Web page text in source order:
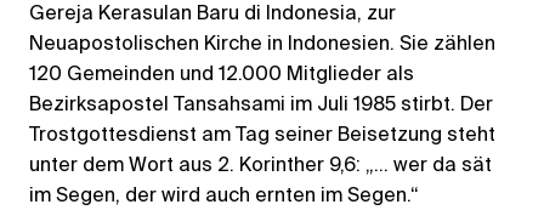
Gereja Kerasulan Baru di Indonesia, zur
Neuapostolischen Kirche in Indonesien. Sie zählen
120 Gemeinden und 12.000 Mitglieder als
Bezirksapostel Tansahsami im Juli 1985 stirbt. Der
Trostgottesdienst am Tag seiner Beisetzung steht
unter dem Wort aus 2. Korinther 9,6: „… wer da sät
im Segen, der wird auch ernten im Segen.“